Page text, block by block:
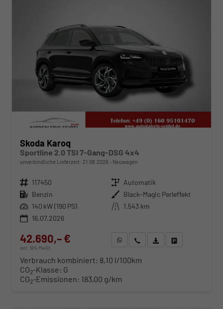
Skoda Karoq
Sportline 2.0 TSI 7-Gang-DSG 4x4
unverbindliche Lieferzeit: 21.08.2026 Neuwagen
Fahrzeugnr. 117450 Getriebe Automatik
Kraftstoff Benzin Außenfarbe Black-Magic Perleffekt
Leistung 140 kW (190 PS) Kilometerstand 1.543 km
16.07.2026
42.690,– €
incl. 19% MwSt.
WhatsApp anfragen
Wir rufen Sie anFahrzeugexposé (PDF)
Verbrauch kombiniert: 8,10 l/100km
CO2-Klasse: G
CO2-Emissionen: 183,00 g/km